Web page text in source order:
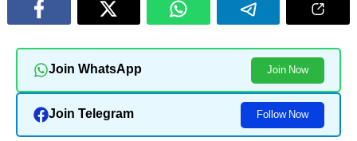
Join WhatsApp Join Now
Join Telegram Follow Now